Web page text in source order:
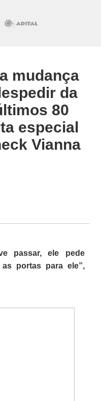
mudança
da
80
especial
Vianna
passar, ele pede
portas para ele”,